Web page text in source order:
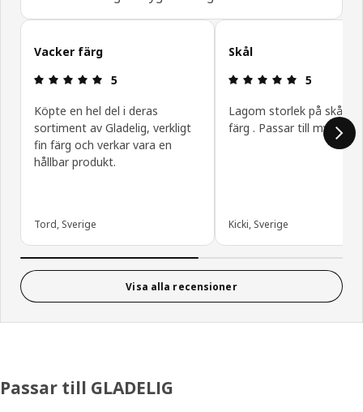
Hoppa över
Vacker färg
Recension: 5 utav 5 stjärnor.
5
Köpte en hel del i deras
sortiment av Gladelig, verkligt
fin färg och verkar vara en
hållbar produkt.
Tord, Sverige
Skål
5
Lagom storlek på skålen.
färg . Passar till mycket
Kicki, Sverige
Visa alla recensioner
Passar till GLADELIG